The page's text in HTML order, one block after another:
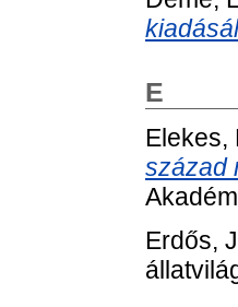
E
Elekes,
század
Erdős,